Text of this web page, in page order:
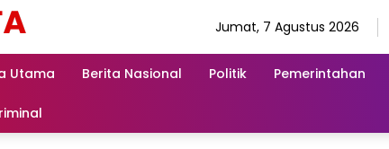
Jumat, 7 Agustus 2026
Utama Berita Nasional Politik Pemerintahan